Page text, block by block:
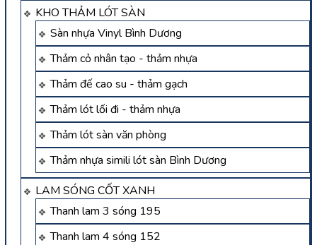
KHO THẢM LÓT SÀN
Sàn nhựa Vinyl Bình Dương
Thảm cỏ nhân tạo - thảm nhựa
Thảm đế cao su - thảm gạch
Thảm lót lối đi - thảm nhựa
Thảm lót sàn văn phòng
Thảm nhựa simili lót sàn Bình Dương
LAM SÓNG CỐT XANH
Thanh lam 3 sóng 195
Thanh lam 4 sóng 152